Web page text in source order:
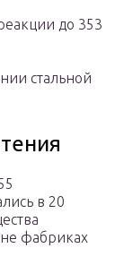
до 353
стальной
в 20
фабриках